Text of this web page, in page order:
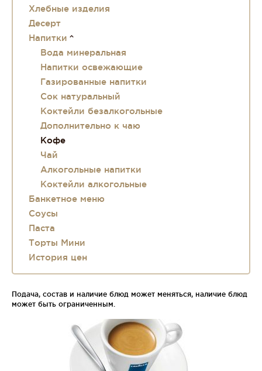
Хлебные изделия
Десерт
Напитки
Вода минеральная
Напитки освежающие
Газированные напитки
Сок натуральный
Коктейли безалкогольные
Дополнительно к чаю
Кофе
Чай
Алкогольные напитки
Коктейли алкогольные
Банкетное меню
Соусы
Паста
Торты Мини
История цен
Подача, состав и наличие блюд может меняться, наличие блюд
может быть ограниченным.